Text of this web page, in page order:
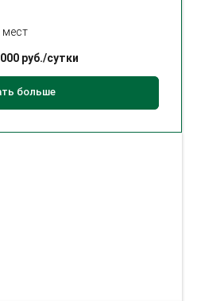
мест
руб./сутки
больше